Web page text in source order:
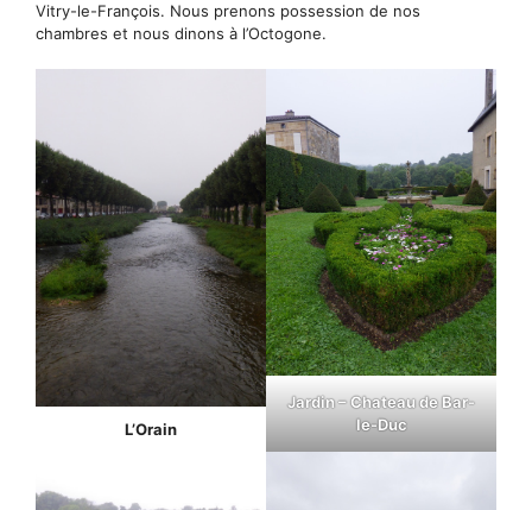
Vitry-le-François. Nous prenons possession de nos
chambres et nous dinons à l’Octogone.
L’Orain
Jardin – Chateau de Bar-
le-Duc